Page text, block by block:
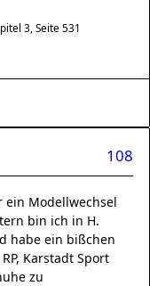
3, Seite 531
108
ein Modellwechsel
bin ich in H.
habe ein bißchen
Karstadt Sport
zu